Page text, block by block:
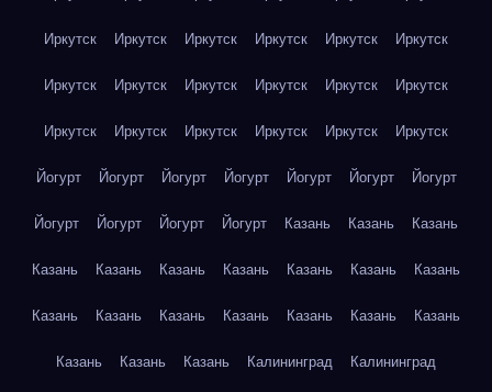
Иркутск Иркутск Иркутск Иркутск Иркутск Иркутск
Иркутск Иркутск Иркутск Иркутск Иркутск Иркутск
Иркутск Иркутск Иркутск Иркутск Иркутск Иркутск
Йогурт Йогурт Йогурт Йогурт Йогурт Йогурт Йогурт
Йогурт Йогурт Йогурт Йогурт Казань Казань Казань
Казань Казань Казань Казань Казань Казань Казань
Казань Казань Казань Казань Казань Казань Казань
Казань Казань Казань Калининград Калининград